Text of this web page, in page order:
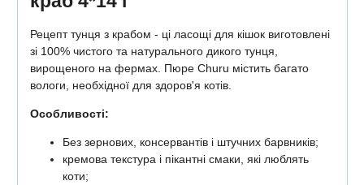
Рецепт тунця з крабом - ці ласощі для кішок виготовлені
зі 100% чистого та натурального дикого тунця,
вирощеного на фермах. Пюре Churu містить багато
вологи, необхідної для здоров'я котів.
Особливості:
Без зернових, консервантів і штучних барвників;
кремова текстура і пікантні смаки, які люблять
коти;